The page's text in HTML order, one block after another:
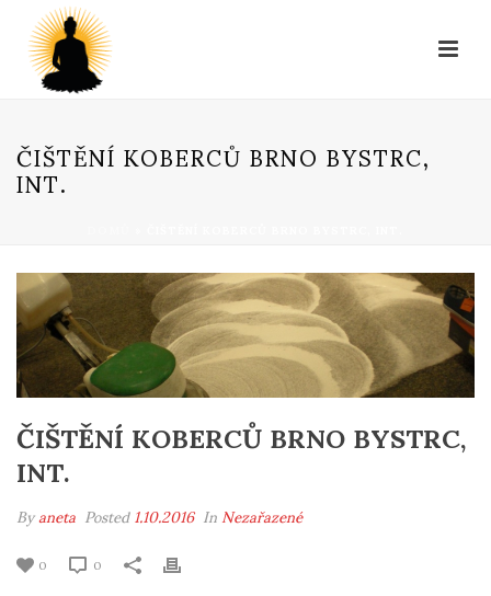
ČIŠTĚNÍ KOBERCŮ BRNO BYSTRC,
INT.
ČIŠTĚNÍ KOBERCŮ BRNO BYSTRC,
INT.
Byaneta Posted1.10.2016 InNezařazené
0 0